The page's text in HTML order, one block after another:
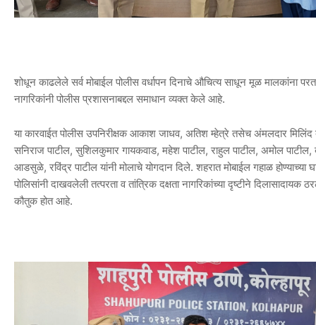
शोधून काढलेले सर्व मोबाईल पोलीस वर्धापन दिनाचे औचित्य साधून मूळ मालकांना
नागरिकांनी पोलीस प्रशासनाबद्दल समाधान व्यक्त केले आहे.
या कारवाईत पोलीस उपनिरीक्षक आकाश जाधव, अतिश म्हेत्रे तसेच अंमलदार
सनिराज पाटील, सुशिलकुमार गायकवाड, महेश पाटील, राहुल पाटील, अमोल पाटील,
आडसुळे, रविंद्र पाटील यांनी मोलाचे योगदान दिले. शहरात मोबाईल गहाळ होण्याच्या
पोलिसांनी दाखवलेली तत्परता व तांत्रिक दक्षता नागरिकांच्या दृष्टीने दिलासादायक
कौतुक होत आहे.